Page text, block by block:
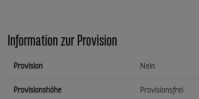
Information zur Provision
Provision Nein
Provisionshöhe Provisionsfrei